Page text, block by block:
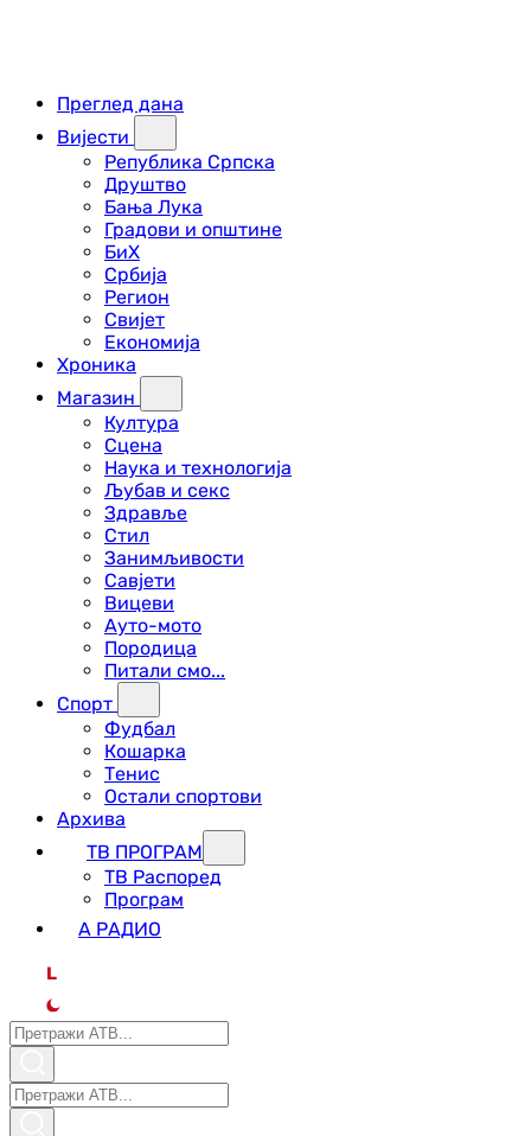
Преглед дана
Вијести
Република Српска
Друштво
Бања Лука
Градови и општине
БиХ
Србија
Регион
Свијет
Економија
Хроника
Магазин
Култура
Сцена
Наука и технологија
Љубав и секс
Здравље
Стил
Занимљивости
Савјети
Вицеви
Ауто-мото
Породица
Питали смо...
Спорт
Фудбал
Кошарка
Тенис
Остали спортови
Архива
ТВ ПРОГРАМ
ТВ Распоред
Програм
А РАДИО
L